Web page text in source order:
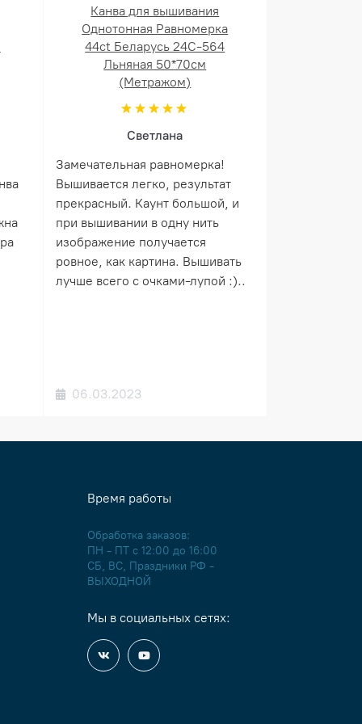
Канва для вышивания
Однотонная Равномерка
44ct Беларусь 24С-564
Льняная 50*70см
(Метражом)
Светлана
Замечательная равномерка!
Вышивается легко, результат
прекрасный. Каунт большой, и
при вышивании в одну нить
изображение получается
ровное, как картина. Вышивать
лучше всего с очками-лупой :)..
06.03.2023
Время работы
Обработка заказов:
ПН - ПТ с 12:00 до 16:00
СБ, ВС, Праздники РФ -
ВЫХОДНОЙ
Мы в социальных сетях: